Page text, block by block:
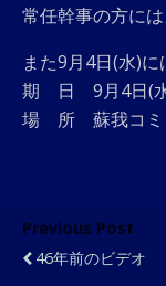
常任幹事の方に
また9月4日(水)に
期 日 9月4日(
場 所 蘇我コミ
Previous Post
46年前のビデオ